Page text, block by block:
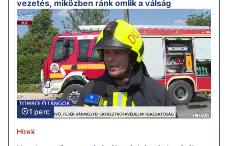
vezetés, miközben ránk omlik a válság
1 perc
Hírek